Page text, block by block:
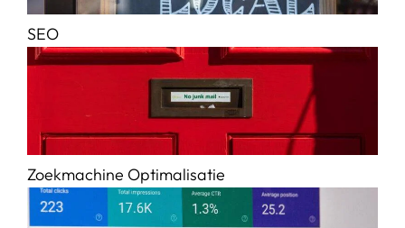
SEO
Zoekmachine Optimalisatie